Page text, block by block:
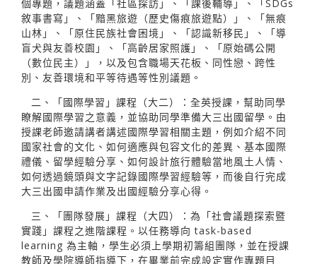
個專題，議題涵蓋「社區探訪」、「課後輔導」、「SDGs
敘事書寫」、「黯黑旅遊（歷史傷痕旅遊點）」、「無痕
山林」、「原住民族社會困境」、「認識新移民」、「導
盲犬與友善校園」、「高齡居家照護」、「原始碼公開
（數位民主）」，以及包含職場天花板、同性戀、跨性
別、友善環境和平等待遇等性別議題。
二、「國際學習」課程（大二）：全英授課，幫助同學
瞭解國際學習之意義，並協助同學準備大三出國留學。由
授課老師邀請講者講述國際學習相關主題，例如介紹不同
國家社會的文化、如何適應與包容文化的差異、基本國際
禮儀、留學經驗分享、如何設計旅行體驗當地風土人情、
如何透過鏡頭與文字記錄國際學習經驗等，而後自行完成
大三出國申請作業及出國經驗分享心得。
三、「團隊發展」課程（大四）：為「社會議題探索暨
實踐」課程之進階課程。以任務導向 task-based
learning 為主軸，學生必須上學期初籌組團隊，並在授課
教師及學院導師指導下，在畢業前完成設定實作專題目